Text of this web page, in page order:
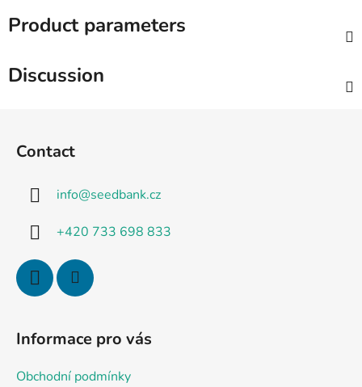
Product parameters
Discussion
Contact
info@seedbank.cz
+420 733 698 833
Informace pro vás
Obchodní podmínky